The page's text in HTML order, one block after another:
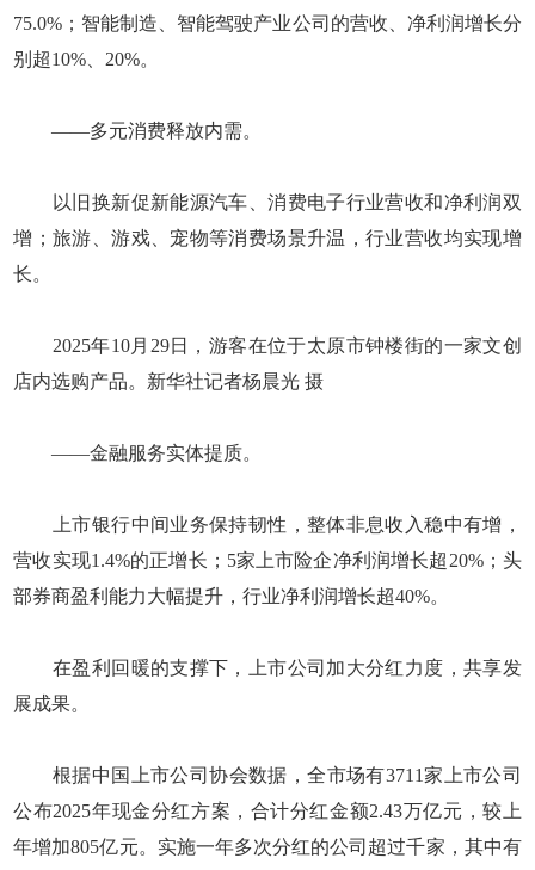
75.0%；智能制造、智能驾驶产业公司的营收、净利润增长分
别超10%、20%。
——多元消费释放内需。
以旧换新促新能源汽车、消费电子行业营收和净利润双
增；旅游、游戏、宠物等消费场景升温，行业营收均实现增
长。
2025年10月29日，游客在位于太原市钟楼街的一家文创
店内选购产品。新华社记者杨晨光 摄
——金融服务实体提质。
上市银行中间业务保持韧性，整体非息收入稳中有增，
营收实现1.4%的正增长；5家上市险企净利润增长超20%；头
部券商盈利能力大幅提升，行业净利润增长超40%。
在盈利回暖的支撑下，上市公司加大分红力度，共享发
展成果。
根据中国上市公司协会数据，全市场有3711家上市公司
公布2025年现金分红方案，合计分红金额2.43万亿元，较上
年增加805亿元。实施一年多次分红的公司超过千家，其中有